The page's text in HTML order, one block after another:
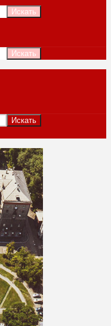
Искать
Искать
Искать